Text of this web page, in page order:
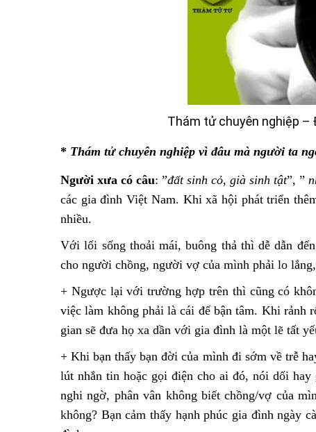
Thám tử chuyên nghiệp –
* Thám tử chuyên nghiệp vì đâu mà người ta
Người xưa có câu: ”đất sinh cỏ, già sinh tật”, ”
các gia đình Việt Nam. Khi xã hội phát triển
nhiều.
Với lối sống thoải mái, buông thả thì dễ dẫn
cho người chồng, người vợ của mình phải lo
+ Ngược lại với trường hợp trên thì cũng có
việc làm không phải là cái để bận tâm. Khi rảnh
gian sẽ đưa họ xa dần với gia đình là một lẽ tất
+ Khi bạn thấy bạn đời của mình đi sớm về trễ
lút nhắn tin hoặc gọi điện cho ai đó, nói dối
nghi ngờ, phân vân không biết chồng/vợ của
không? Bạn cảm thấy hạnh phúc gia đình ngày